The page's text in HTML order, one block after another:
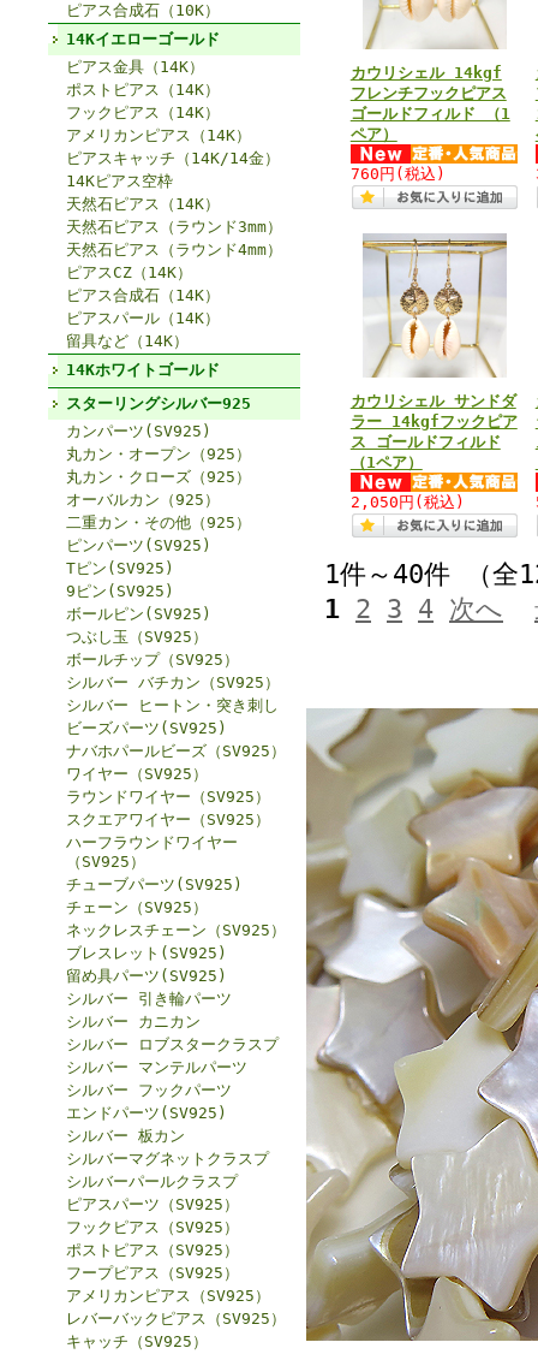
ピアス合成石（10K）
14Kイエローゴールド
ピアス金具（14K）
ポストピアス（14K）
フックピアス（14K）
アメリカンピアス（14K）
ピアスキャッチ（14K/14金）
14Kピアス空枠
天然石ピアス（14K）
天然石ピアス（ラウンド3mm）
天然石ピアス（ラウンド4mm）
ピアスCZ（14K）
ピアス合成石（14K）
ピアスパール（14K）
留具など（14K）
14Kホワイトゴールド
スターリングシルバー925
カンパーツ(SV925)
丸カン・オープン（925）
丸カン・クローズ（925）
オーバルカン（925）
二重カン・その他（925）
ピンパーツ(SV925)
Tピン(SV925)
9ピン(SV925)
ボールピン(SV925)
つぶし玉（SV925）
ボールチップ（SV925）
シルバー バチカン（SV925）
シルバー ヒートン・突き刺し
ビーズパーツ(SV925)
ナバホパールビーズ（SV925）
ワイヤー（SV925）
ラウンドワイヤー（SV925）
スクエアワイヤー（SV925）
ハーフラウンドワイヤー
（SV925）
チューブパーツ(SV925)
チェーン（SV925）
ネックレスチェーン（SV925）
ブレスレット(SV925)
留め具パーツ(SV925)
シルバー 引き輪パーツ
シルバー カニカン
シルバー ロブスタークラスプ
シルバー マンテルパーツ
シルバー フックパーツ
エンドパーツ(SV925)
シルバー 板カン
シルバーマグネットクラスプ
シルバーパールクラスプ
ピアスパーツ（SV925）
フックピアス（SV925）
ポストピアス（SV925）
フープピアス（SV925）
アメリカンピアス（SV925）
レバーバックピアス（SV925）
キャッチ（SV925）
カウリシェル 14kgf
フレンチフックピアス
ゴールドフィルド （1
ペア）
760円 (税込)
カウリシェル サンドダ
ラー 14kgfフックピア
ス ゴールドフィルド
（1ペア）
2,050円 (税込)
1件～40件 （
1 2 3 4 次へ